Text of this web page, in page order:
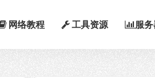
网络教程 工具资源 服